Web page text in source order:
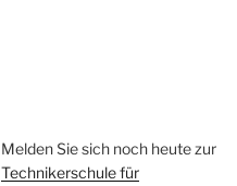
Melden Sie sich noch heute zur
Technikerschule für